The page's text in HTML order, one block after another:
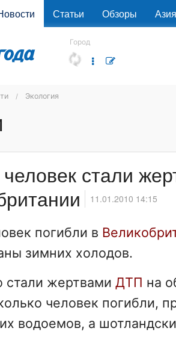
Статьи Обзоры Азия
Город
Экология
стали
11.01.2010 14:15
погибли в
зимних холодов.
стали жертвами ДТП на
человек погибли,
водоемов, а